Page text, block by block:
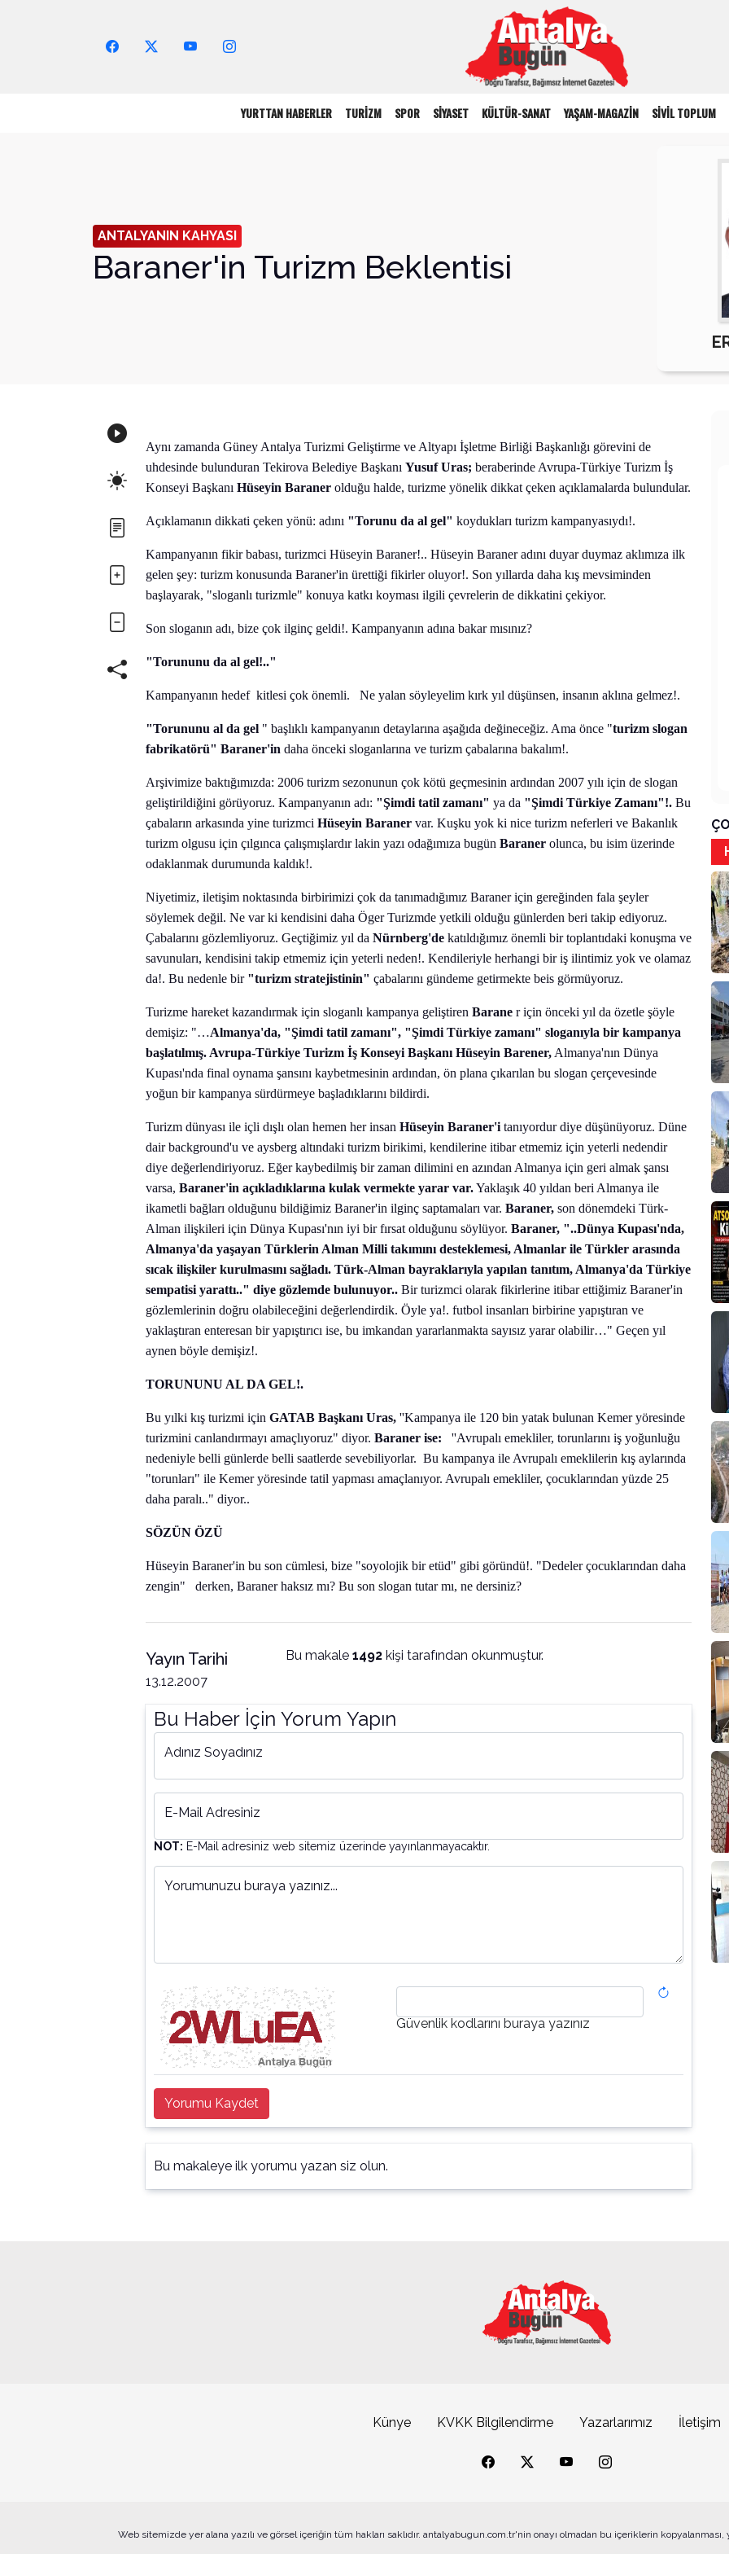
YURTTAN HABERLER TURİZM SPOR SİYASET KÜLTÜR-SANAT YAŞAM-MAGAZİN SİVİL TOPLUM
ANTALYANIN KAHYASI
Baraner'in Turizm Beklentisi
Aynı zamanda Güney Antalya Turizmi Geliştirme ve Altyapı İşletme Birliği Başkanlığı görevini de
uhdesinde bulunduran Tekirova Belediye Başkanı Yusuf Uras; beraberinde Avrupa-Türkiye Turizm İş
Konseyi Başkanı Hüseyin Baraner olduğu halde, turizme yönelik dikkat çeken açıklamalarda bulundular.
Açıklamanın dikkati çeken yönü: adını "Torunu da al gel" koydukları turizm kampanyasıydı!.
Kampanyanın fikir babası, turizmci Hüseyin Baraner!.. Hüseyin Baraner adını duyar duymaz aklımıza ilk
gelen şey: turizm konusunda Baraner'in ürettiği fikirler oluyor!. Son yıllarda daha kış mevsiminden
başlayarak, "sloganlı turizmle" konuya katkı koyması ilgili çevrelerin de dikkatini çekiyor.
Son sloganın adı, bize çok ilginç geldi!. Kampanyanın adına bakar mısınız?
"Torununu da al gel!.."
Kampanyanın hedef kitlesi çok önemli. Ne yalan söyleyelim kırk yıl düşünsen, insanın aklına gelmez!.
"Torununu al da gel " başlıklı kampanyanın detaylarına aşağıda değineceğiz. Ama önce "turizm slogan
fabrikatörü" Baraner'in daha önceki sloganlarına ve turizm çabalarına bakalım!.
Arşivimize baktığımızda: 2006 turizm sezonunun çok kötü geçmesinin ardından 2007 yılı için de slogan
geliştirildiğini görüyoruz. Kampanyanın adı: "Şimdi tatil zamanı" ya da "Şimdi Türkiye Zamanı"!. Bu
çabaların arkasında yine turizmci Hüseyin Baraner var. Kuşku yok ki nice turizm neferleri ve Bakanlık
turizm olgusu için çılgınca çalışmışlardır lakin yazı odağımıza bugün Baraner olunca, bu isim üzerinde
odaklanmak durumunda kaldık!.
Niyetimiz, iletişim noktasında birbirimizi çok da tanımadığımız Baraner için gereğinden fala şeyler
söylemek değil. Ne var ki kendisini daha Öger Turizmde yetkili olduğu günlerden beri takip ediyoruz.
Çabalarını gözlemliyoruz. Geçtiğimiz yıl da Nürnberg'de katıldığımız önemli bir toplantıdaki konuşma ve
savunuları, kendisini takip etmemiz için yeterli neden!. Kendileriyle herhangi bir iş ilintimiz yok ve olamaz
da!. Bu nedenle bir "turizm stratejistinin" çabalarını gündeme getirmekte beis görmüyoruz.
Turizme hareket kazandırmak için sloganlı kampanya geliştiren Barane r için önceki yıl da özetle şöyle
demişiz: "…Almanya'da, "Şimdi tatil zamanı", "Şimdi Türkiye zamanı" sloganıyla bir kampanya
başlatılmış. Avrupa-Türkiye Turizm İş Konseyi Başkanı Hüseyin Barener, Almanya'nın Dünya
Kupası'nda final oynama şansını kaybetmesinin ardından, ön plana çıkarılan bu slogan çerçevesinde
yoğun bir kampanya sürdürmeye başladıklarını bildirdi.
Turizm dünyası ile içli dışlı olan hemen her insan Hüseyin Baraner'i tanıyordur diye düşünüyoruz. Düne
dair background'u ve aysberg altındaki turizm birikimi, kendilerine itibar etmemiz için yeterli nedendir
diye değerlendiriyoruz. Eğer kaybedilmiş bir zaman dilimini en azından Almanya için geri almak şansı
varsa, Baraner'in açıkladıklarına kulak vermekte yarar var.Yaklaşık 40 yıldan beri Almanya ile
ikametli bağları olduğunu bildiğimiz Baraner'in ilginç saptamaları var. Baraner, son dönemdeki Türk-
Alman ilişkileri için Dünya Kupası'nın iyi bir fırsat olduğunu söylüyor. Baraner, "..Dünya Kupası'nda,
Almanya'da yaşayan Türklerin Alman Milli takımını desteklemesi, Almanlar ile Türkler arasında
sıcak ilişkiler kurulmasını sağladı. Türk-Alman bayraklarıyla yapılan tanıtım, Almanya'da Türkiye
sempatisi yarattı.." diye gözlemde bulunuyor.. Bir turizmci olarak fikirlerine itibar ettiğimiz Baraner'in
gözlemlerinin doğru olabileceğini değerlendirdik. Öyle ya!. futbol insanları birbirine yapıştıran ve
yaklaştıran enteresan bir yapıştırıcı ise, bu imkandan yararlanmakta sayısız yarar olabilir…" Geçen yıl
aynen böyle demişiz!.
TORUNUNU AL DA GEL!.
Bu yılki kış turizmi için GATAB Başkanı Uras, ''Kampanya ile 120 bin yatak bulunan Kemer yöresinde
turizmini canlandırmayı amaçlıyoruz" diyor. Baraner ise: ''Avrupalı emekliler, torunlarını iş yoğunluğu
nedeniyle belli günlerde belli saatlerde sevebiliyorlar. Bu kampanya ile Avrupalı emeklilerin kış aylarında
"torunları" ile Kemer yöresinde tatil yapması amaçlanıyor. Avrupalı emekliler, çocuklarından yüzde 25
daha paralı.." diyor..
SÖZÜN ÖZÜ
Hüseyin Baraner'in bu son cümlesi, bize "soyolojik bir etüd" gibi göründü!. "Dedeler çocuklarından daha
zengin" derken, Baraner haksız mı? Bu son slogan tutar mı, ne dersiniz?
Yayın Tarihi
13.12.2007
Bu makale 1492kişi tarafından okunmuştur.
Bu Haber İçin Yorum Yapın
Adınız Soyadınız
E-Mail Adresiniz
NOT: E-Mail adresiniz web sitemiz üzerinde yayınlanmayacaktır.
Yorumunuzu buraya yazınız...
Güvenlik kodlarını buraya yazınız
Yorumu Kaydet
Bu makaleye ilk yorumu yazan siz olun.
Künye KVKK Bilgilendirme Yazarlarımız İletişim
Web sitemizde yer alana yazılı ve görsel içeriğin tüm hakları saklıdır. antalyabugun.com.tr'nin onayı olmadan bu içeriklerin kopyalanması,
Arama Yap!